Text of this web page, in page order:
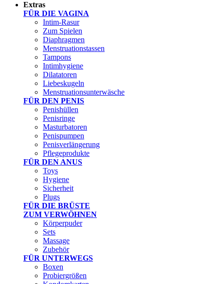
Extras
FÜR DIE VAGINA
Intim-Rasur
Zum Spielen
Diaphragmen
Menstruationstassen
Tampons
Intimhygiene
Dilatatoren
Liebeskugeln
Menstruationsunterwäsche
FÜR DEN PENIS
Penishüllen
Penisringe
Masturbatoren
Penispumpen
Penisverlängerung
Pflegeprodukte
FÜR DEN ANUS
Toys
Hygiene
Sicherheit
Plugs
FÜR DIE BRÜSTE
ZUM VERWÖHNEN
Körperpuder
Sets
Massage
Zubehör
FÜR UNTERWEGS
Boxen
Probiergrößen